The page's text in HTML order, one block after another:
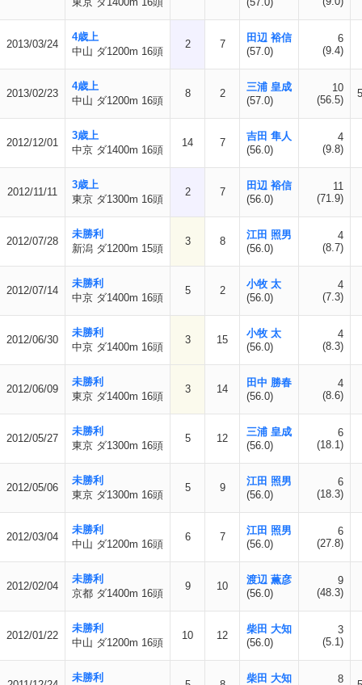
2013/03/24
4歳上
中山 ダ1200m 16頭
2 7
田辺 裕信
(57.0)
6
(9.4)
2013/02/23
4歳上
中山 ダ1200m 16頭
8 2
三浦 皇成
(57.0)
10
(56.5)
2012/12/01
3歳上
中京 ダ1400m 16頭
14 7
吉田 隼人
(56.0)
4
(9.8)
2012/11/11
3歳上
東京 ダ1300m 16頭
2 7
田辺 裕信
(56.0)
11
(71.9)
2012/07/28
未勝利
新潟 ダ1200m 15頭
3 8
江田 照男
(56.0)
4
(8.7)
2012/07/14
未勝利
中京 ダ1400m 16頭
5 2
小牧 太
(56.0)
4
(7.3)
2012/06/30
未勝利
中京 ダ1400m 16頭
3 15
小牧 太
(56.0)
4
(8.3)
2012/06/09
未勝利
東京 ダ1400m 16頭
3 14
田中 勝春
(56.0)
4
(8.6)
2012/05/27
未勝利
東京 ダ1300m 16頭
5 12
三浦 皇成
(56.0)
6
(18.1)
2012/05/06
未勝利
東京 ダ1300m 16頭
5 9
江田 照男
(56.0)
6
(18.3)
2012/03/04
未勝利
中山 ダ1200m 16頭
6 7
江田 照男
(56.0)
6
(27.8)
2012/02/04
未勝利
京都 ダ1400m 16頭
9 10
渡辺 薫彦
(56.0)
9
(48.3)
2012/01/22
未勝利
中山 ダ1200m 16頭
10 12
柴田 大知
(56.0)
3
(5.1)
未勝利
柴田 大知
8